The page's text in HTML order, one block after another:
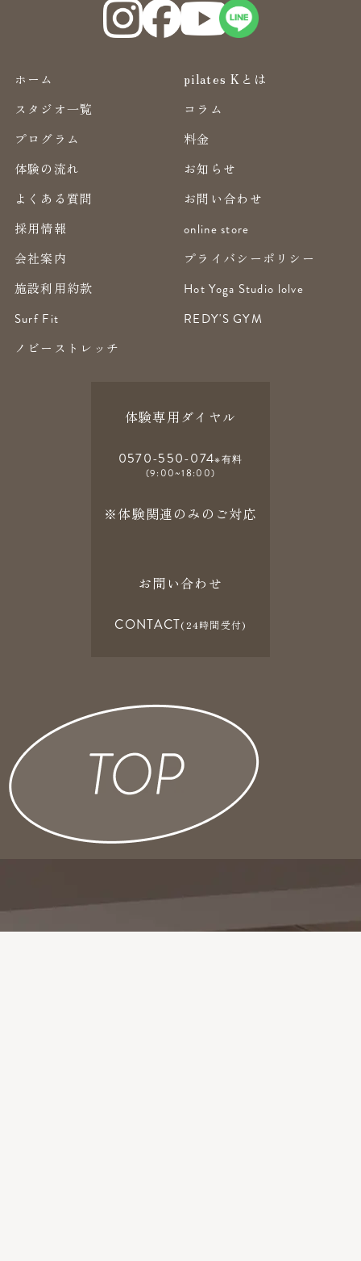
ホーム
pilates Kとは
スタジオ一覧
コラム
プログラム
料金
体験の流れ
お知らせ
よくある質問
お問い合わせ
採用情報
online store
会社案内
プライバシーポリシー
施設利用約款
Hot Yoga Studio lolve
Surf Fit
REDY'S GYM
ノビーストレッチ
体験専用ダイヤル
0570-550-074※有料
(9:00~18:00)
※体験関連のみのご対応
お問い合わせ
CONTACT(24時間受付)